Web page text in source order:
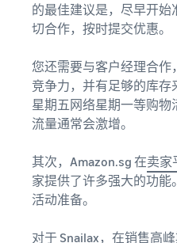
的最佳建议是，尽早开
切合作，按时提交优惠。
您还需要与客户经理合作
竞争力，并有足够的库存
星期五网络星期一等购物
流量通常会激增。
其次，Amazon.sg 在卖家
家提供了许多强大的功
活动准备。
对于 Snailax，在销售高